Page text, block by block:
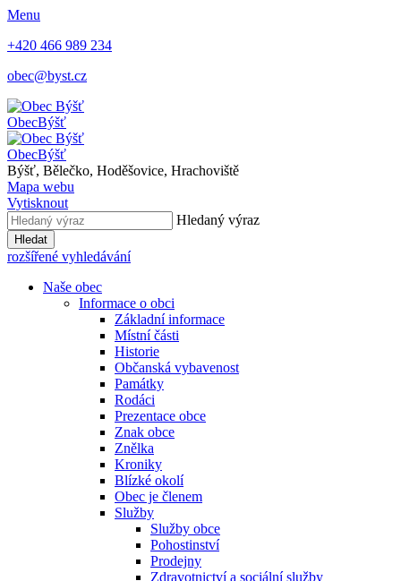
Menu
+420 466 989 234
obec@byst.cz
ObecBýšť
ObecBýšť
Býšť, Bělečko, Hoděšovice, Hrachoviště
Mapa webu
Vytisknout
Hledaný výraz
Hledat
rozšířené vyhledávání
Naše obec
Informace o obci
Základní informace
Místní části
Historie
Občanská vybavenost
Památky
Rodáci
Prezentace obce
Znak obce
Znělka
Kroniky
Blízké okolí
Obec je členem
Služby
Služby obce
Pohostinství
Prodejny
Zdravotnictví a sociální služby